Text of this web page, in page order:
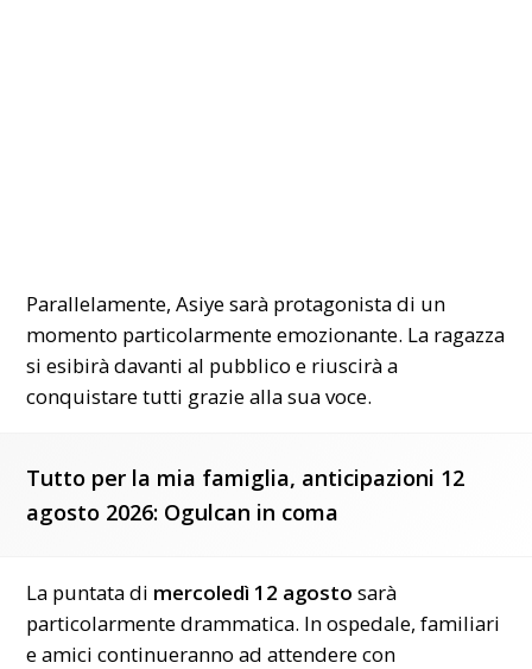
Parallelamente, Asiye sarà protagonista di un
momento particolarmente emozionante. La ragazza
si esibirà davanti al pubblico e riuscirà a
conquistare tutti grazie alla sua voce.
Tutto per la mia famiglia, anticipazioni 12
agosto 2026: Ogulcan in coma
La puntata di mercoledì 12 agosto sarà
particolarmente drammatica. In ospedale, familiari
e amici continueranno ad attendere con